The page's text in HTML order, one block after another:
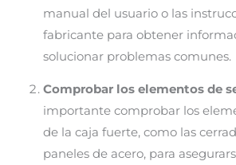
manual del usuario o las
fabricante para obtener
solucionar problemas comunes.
Comprobar los elementos de
importante comprobar los
de la caja fuerte, como las
paneles de acero, para